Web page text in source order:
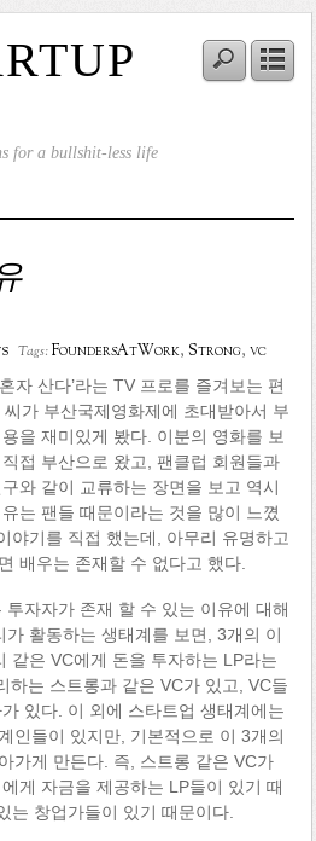
for a bullshit-less life
Tags:FoundersAtWork, Strong, vc
자 산다’라는 TV 프로를 즐겨보는 편
가 부산국제영화제에 초대받아서 부
을 재미있게 봤다. 이분의 영화를 보
접 부산으로 왔고, 팬클럽 회원들과
와 같이 교류하는 장면을 보고 역시
는 팬들 때문이라는 것을 많이 느꼈
야기를 직접 했는데, 아무리 유명하고
배우는 존재할 수 없다고 했다.
자자가 존재 할 수 있는 이유에 대해
활동하는 생태계를 보면, 3개의 이
같은 VC에게 돈을 투자하는 LP라는
하는 스트롱과 같은 VC가 있고, VC들
있다. 이 외에 스타트업 생태계에는
인들이 있지만, 기본적으로 이 3개의
가게 만든다. 즉, 스트롱 같은 VC가
게 자금을 제공하는 LP들이 있기 때
는 창업가들이 있기 때문이다.